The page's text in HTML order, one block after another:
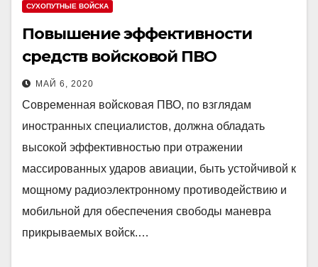
СУХОПУТНЫЕ ВОЙСКА
Повышение эффективности
средств войсковой ПВО
МАЙ 6, 2020
Современная войсковая ПВО, по взглядам
иностранных специалистов, должна обладать
высокой эффективностью при отражении
массированных ударов авиации, быть устойчивой к
мощному радиоэлектронному противодействию и
мобильной для обеспечения свободы маневра
прикрываемых войск.…